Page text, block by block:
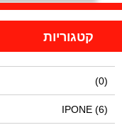
קטגוריות
(0)
IPONE (6)